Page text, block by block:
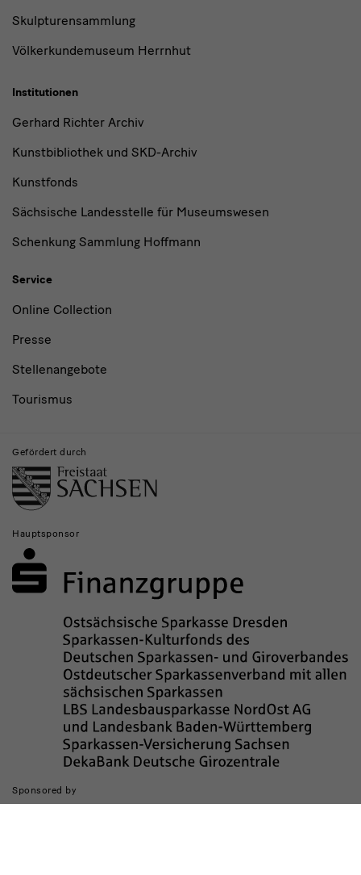
Skulpturensammlung
Völkerkundemuseum Herrnhut
Institutionen
Gerhard Richter Archiv
Kunstbibliothek und SKD-Archiv
Kunstfonds
Sächsische Landesstelle für Museumswesen
Schenkung Sammlung Hoffmann
Service
Online Collection
Presse
Stellenangebote
Tourismus
Gefördert durch
Hauptsponsor
Sponsored by